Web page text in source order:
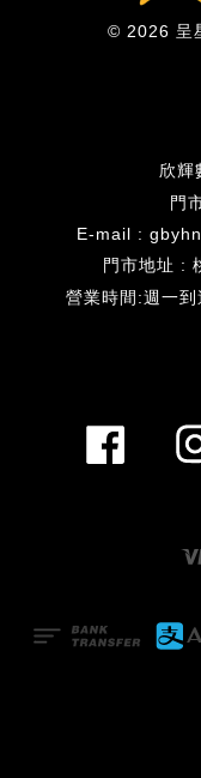
© 2026 呈
欣輝
門
E-mail :
門市地址 :
營業時間:週一